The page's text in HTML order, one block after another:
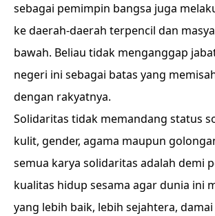
sebagai pemimpin bangsa juga
ke daerah-daerah terpencil dan
bawah. Beliau tidak menganggap
negeri ini sebagai batas yang
dengan rakyatnya.
Solidaritas tidak memandang status
kulit, gender, agama maupun
semua karya solidaritas adalah demi
kualitas hidup sesama agar dunia ini
yang lebih baik, lebih sejahtera,